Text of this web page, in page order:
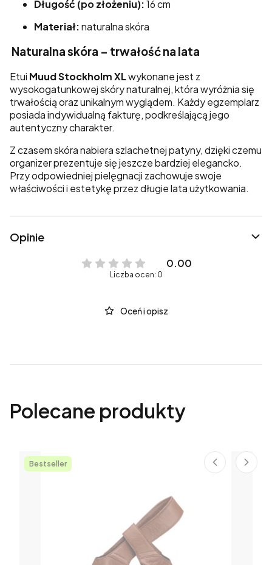
Długość (po złożeniu):16 cm
Materiał:naturalna skóra
Naturalna skóra – trwałość na lata
Etui Muud Stockholm XLwykonane jest z
wysokogatunkowej skóry naturalnej, która wyróżnia się
trwałością oraz unikalnym wyglądem. Każdy egzemplarz
posiada indywidualną fakturę, podkreślającą jego
autentyczny charakter.
Z czasem skóra nabiera szlachetnej patyny, dzięki czemu
organizer prezentuje się jeszcze bardziej elegancko.
Przy odpowiedniej pielęgnacji zachowuje swoje
właściwości i estetykę przez długie lata użytkowania.
Opinie
0.00
Liczba ocen: 0
Oceń i opisz
Polecane produkty
Bestseller